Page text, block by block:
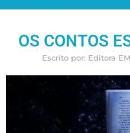
OS CONTOS
Escrito por: Editora